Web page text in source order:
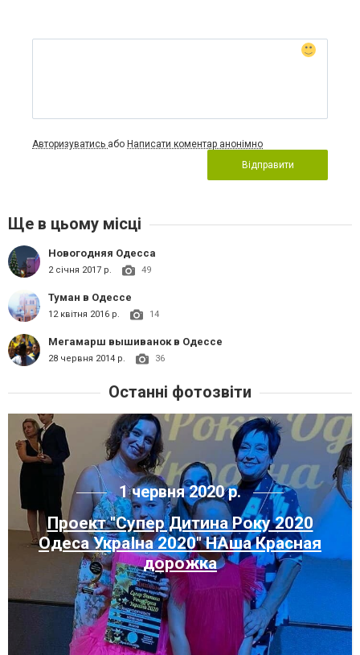
Авторизуватись або Написати коментар анонімно
Відправити
Ще в цьому місці
Новогодняя Одесса
2 січня 2017 р. 49
Туман в Одессе
12 квітня 2016 р. 14
Мегамарш вышиванок в Одессе
28 червня 2014 р. 36
Останні фотозвіти
1 червня 2020 р.
Проект "Супер Дитина Року 2020
Одеса УкраIна 2020" НАша Красная
дорожка